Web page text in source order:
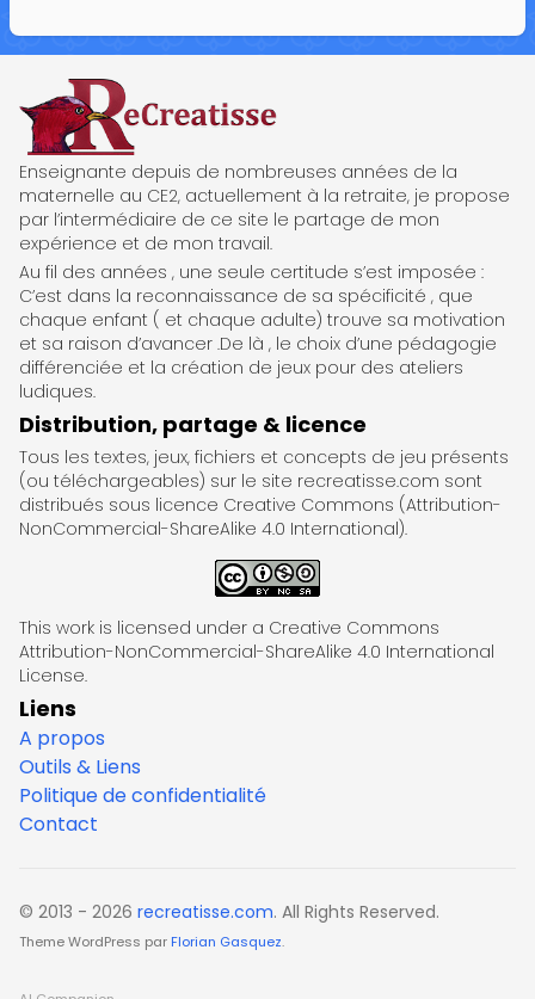
ReCreatisse
Enseignante depuis de nombreuses années de la
maternelle au CE2, actuellement à la retraite, je propose
par l’intermédiaire de ce site le partage de mon
expérience et de mon travail.
Au fil des années , une seule certitude s’est imposée :
C’est dans la reconnaissance de sa spécificité , que
chaque enfant ( et chaque adulte) trouve sa motivation
et sa raison d’avancer .De là , le choix d’une pédagogie
différenciée et la création de jeux pour des ateliers
ludiques.
Distribution, partage & licence
Tous les textes, jeux, fichiers et concepts de jeu présents
(ou téléchargeables) sur le site recreatisse.com sont
distribués sous licence Creative Commons (Attribution-
NonCommercial-ShareAlike 4.0 International).
This work is licensed under a Creative Commons
Attribution-NonCommercial-ShareAlike 4.0 International
License.
Liens
A propos
Outils & Liens
Politique de confidentialité
Contact
© 2013 - 2026 recreatisse.com. All Rights Reserved.
Theme WordPress par Florian Gasquez.